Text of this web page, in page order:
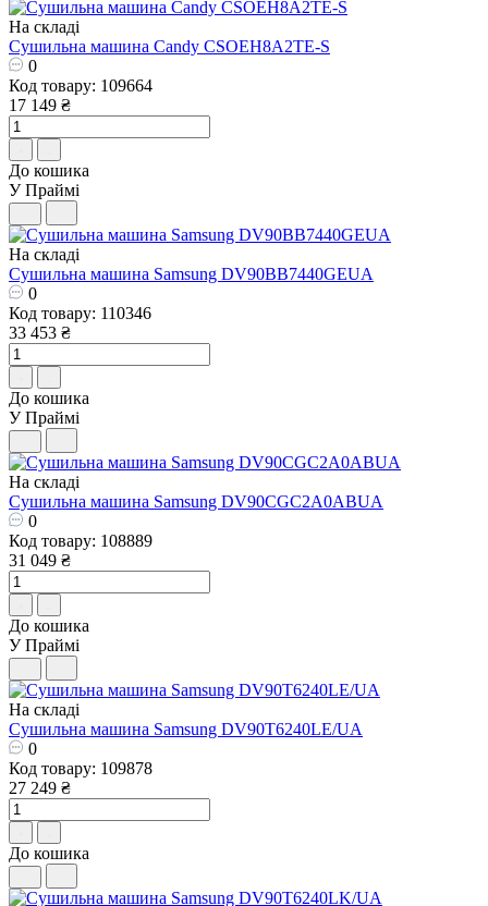
На складі
Сушильна машина Candy CSOEH8A2TE-S
0
Код товару: 109664
17 149 ₴
До кошика
У Праймі
На складі
Сушильна машина Samsung DV90BB7440GEUA
0
Код товару: 110346
33 453 ₴
До кошика
У Праймі
На складі
Сушильна машина Samsung DV90CGC2A0ABUA
0
Код товару: 108889
31 049 ₴
До кошика
У Праймі
На складі
Сушильна машина Samsung DV90T6240LE/UA
0
Код товару: 109878
27 249 ₴
До кошика